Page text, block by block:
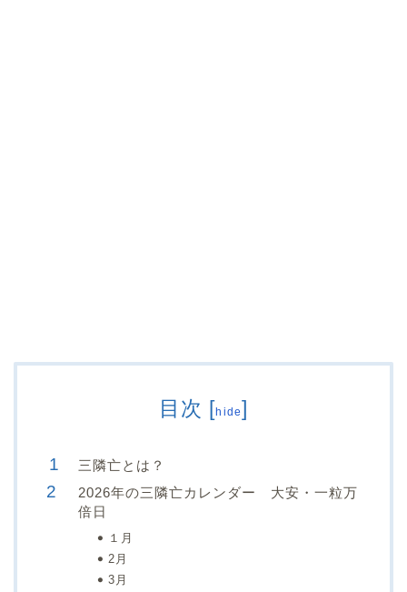
目次 [hide]
三隣亡とは？
2026年の三隣亡カレンダー 大安・一粒万
倍日
１月
2月
3月